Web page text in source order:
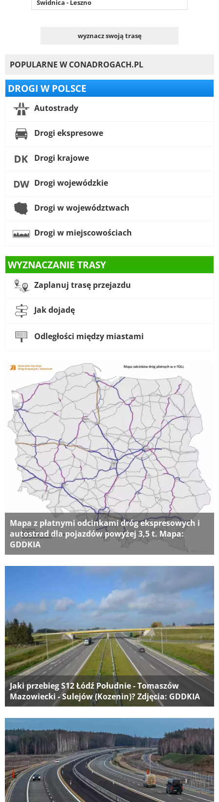
Świdnica - Leszno
wyznacz swoją trasę
POPULARNE W CONADROGACH.PL
DROGI W POLSCE
Autostrady
Drogi ekspresowe
Drogi krajowe
Drogi wojewódzkie
Drogi w województwach
Drogi w miejscowościach
WYZNACZANIE TRASY
Zaplanuj trasę przejazdu
Jak dojadę
Odległości między miastami
Mapa z płatnymi odcinkami dróg ekspresowych i
autostrad dla pojazdów powyżej 3,5 t. Mapa:
GDDKIA
Jaki przebieg S12 Łódź Południe - Tomaszów
Mazowiecki - Sulejów (Kozenin)? Zdjęcia: GDDKIA